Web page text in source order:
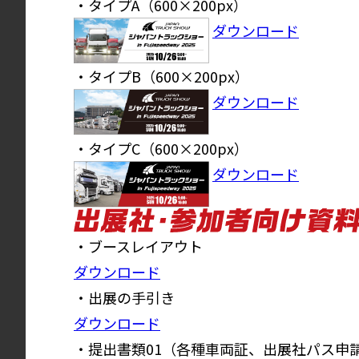
・タイプA（600×200px）
ダウンロード
・タイプB（600×200px）
ダウンロード
・タイプC（600×200px）
ダウンロード
・ブースレイアウト
ダウンロード
・出展の手引き
ダウンロード
・提出書類01（各種車両証、出展社パス申